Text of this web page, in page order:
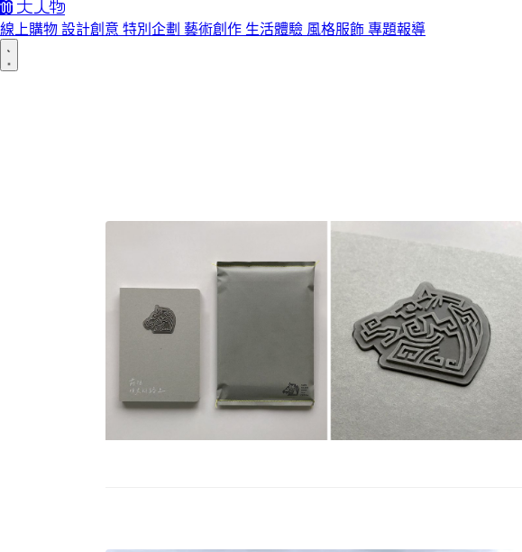
線上購物 設計創意 特別企劃 藝術創作 生活體驗 風格服飾 專題報導